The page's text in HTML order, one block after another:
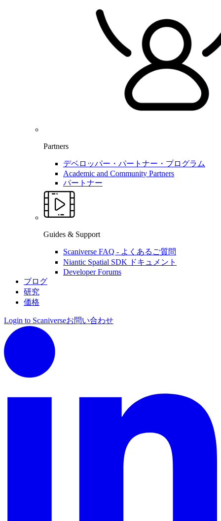
Partners
デベロッパー・パートナー・プログラム
Academic and Community Partners
パートナー
Guides & Support
Scaniverse FAQ - よくあるご質問
Niantic Spatial SDK ドキュメント
Developer Forums
ブログ
研究
価格
Login to Scaniverseお問い合わせ